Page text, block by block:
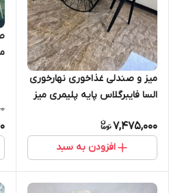
میز و صندلی غذاخوری نهارخوری
السا فایبرگلاس پایه پلیمری میز
7,475,000
افزودن به سبد